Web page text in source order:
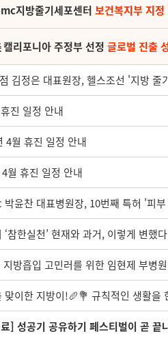
지방줄기세포센터 보건복지부 지
리포니아 주정부 선정 글로벌 진출
김정은 대표원장, 헬스조선 '지방 줄
진 일정 안내
4월 휴진 일정 안내
월 휴진 일정 안내
윤찬 대표병원장, 10번째 특허 '피
참한실천’ 현재와 과거, 이렇게 변했
방흡입 고민러를 위한 임현제 부병
맞이한 지방이!🥖💐 규칙적인 생활을
] 성공기 공유하기 페스티벌이 곧 끝